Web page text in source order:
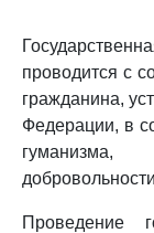
проводится с
гражданина,
Федерации, в
гуманизма,
Проведение